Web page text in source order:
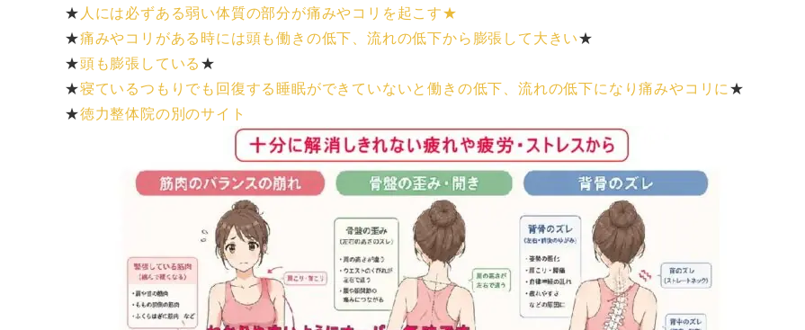
★ 人には必ずある弱い体質の部分が痛みやコリを起こす★
★痛みやコリがある時には頭も働きの低下、流れの低下から膨張して大きい★
★頭も膨張している★
★寝ているつもりでも回復する睡眠ができていないと働きの低下、流れの低下になり痛みやコリに★
★徳力整体院の別のサイト